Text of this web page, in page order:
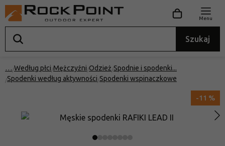
Szukaj
Menu
… Według płci Mężczyźni Odzież Spodnie i spodenki
Spodenki według aktywności Spodenki wspinaczkowe
-11 %